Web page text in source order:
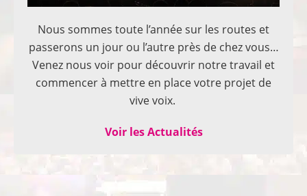
Nous sommes toute l’année sur les routes et
passerons un jour ou l’autre près de chez vous…
Venez nous voir pour découvrir notre travail et
commencer à mettre en place votre projet de
vive voix.
Voir les Actualités